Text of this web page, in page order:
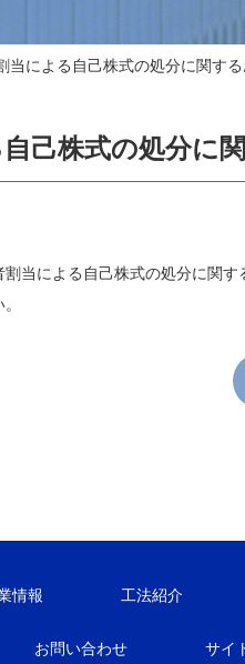
当による自己株式の処分に関す
己株式の処分に
当による自己株式の処分に関す
情報 工法紹介
お問い合わせ サイ